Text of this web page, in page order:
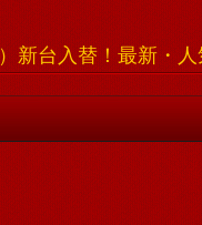
新台入替！最新・人